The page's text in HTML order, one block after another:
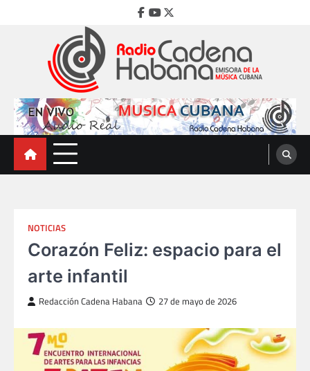
Facebook
Youtube
Twitter
Radio Cadena Habana
Emisora de la Música Cubana
NOTICIAS
Corazón Feliz: espacio para el
arte infantil
Redacción Cadena Habana 27 de mayo de 2026